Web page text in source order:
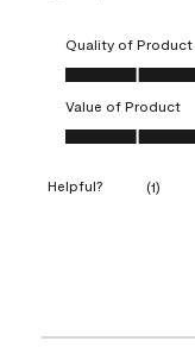
Quality of Product
Quality of
Value of Product
Value of Product,
Helpful? (1)